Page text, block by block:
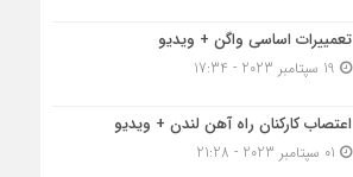
تعمییرات اساسی واگن + ویدیو
اعتصاب کارکنان راه آهن لندن + ویدیو